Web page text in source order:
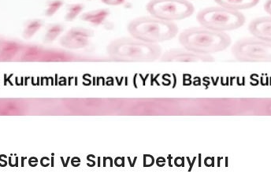
ve Sınav Detayları